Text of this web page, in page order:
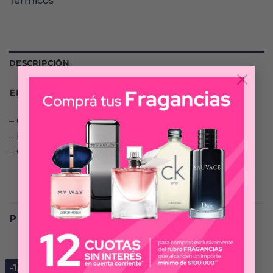
×
DESCRIPCIÓN
ELEGANCE LED BLOOM VIOLET
– 6 seteos de Temperatura (130°C – 230°C)
– Patines Tourmaline
– Cable 2,50 mts
PRODUCTOS RELACIONADOS
-15% -15%